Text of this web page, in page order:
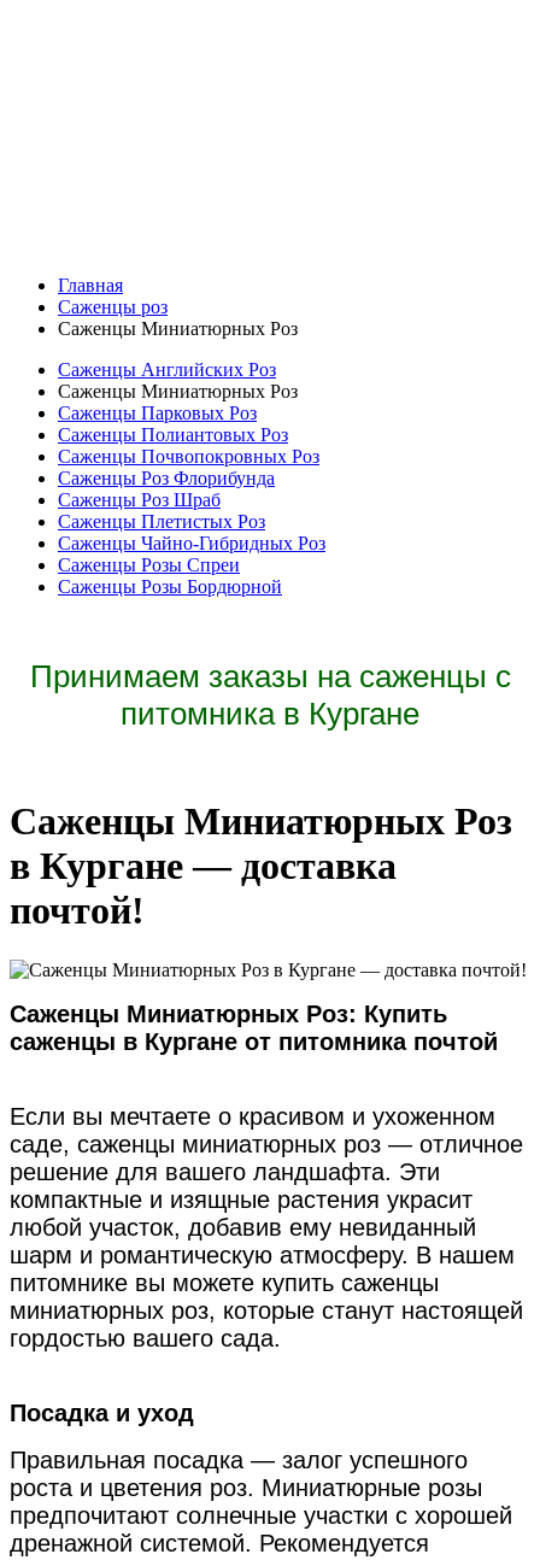
Главная
Саженцы роз
Саженцы Миниатюрных Роз
Саженцы Английских Роз
Саженцы Миниатюрных Роз
Саженцы Парковых Роз
Саженцы Полиантовых Роз
Саженцы Почвопокровных Роз
Саженцы Роз Флорибунда
Саженцы Роз Шраб
Саженцы Плетистых Роз
Саженцы Чайно-Гибридных Роз
Саженцы Розы Спреи
Саженцы Розы Бордюрной
Принимаем заказы на саженцы с
питомника в Кургане
Саженцы Миниатюрных Роз
в Кургане — доставка
почтой!
Саженцы Миниатюрных Роз: Купить
саженцы в Кургане от питомника почтой
Если вы мечтаете о красивом и ухоженном
саде, саженцы миниатюрных роз — отличное
решение для вашего ландшафта. Эти
компактные и изящные растения украсит
любой участок, добавив ему невиданный
шарм и романтическую атмосферу. В нашем
питомнике вы можете купить саженцы
миниатюрных роз, которые станут настоящей
гордостью вашего сада.
Посадка и уход
Правильная посадка — залог успешного
роста и цветения роз. Миниатюрные розы
предпочитают солнечные участки с хорошей
дренажной системой. Рекомендуется